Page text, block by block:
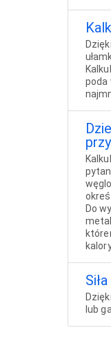
poda
Do
lub